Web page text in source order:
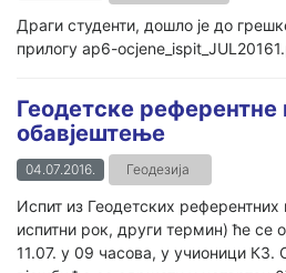
Драги студенти, дошло је до
прилогу ap6-
Геодетске
обавјештење
04.07.2016. Геодезија
Испит из Геодетских референтних
испитни рок, други термин) ће се
11.07. у 09 часова, у учионици К3.